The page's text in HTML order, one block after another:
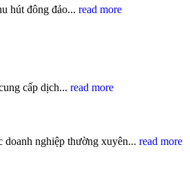
hút đông đảo... read more
cấp dịch... read more
doanh nghiệp thường xuyên... read more